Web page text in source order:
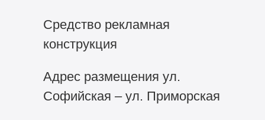
Средство рекламная
конструкция
Адрес размещения ул.
Софийская – ул. Приморская